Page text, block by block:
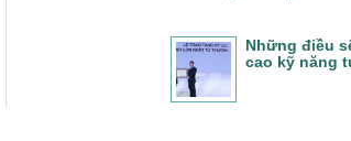
Những điều
cao kỹ năng